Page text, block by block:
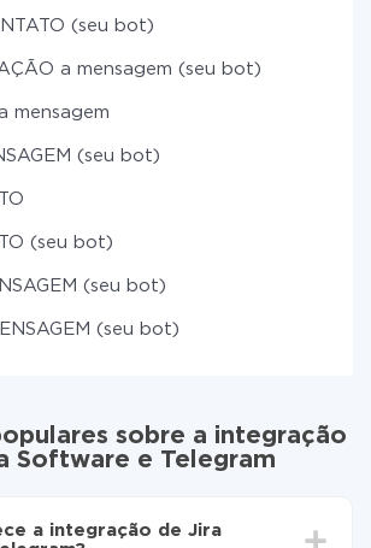
(seu bot)
a mensagem (seu bot)
mensagem
(seu bot)
(seu bot)
(seu bot)
(seu bot)
sobre a integração
Software e Telegram
a integração de Jira